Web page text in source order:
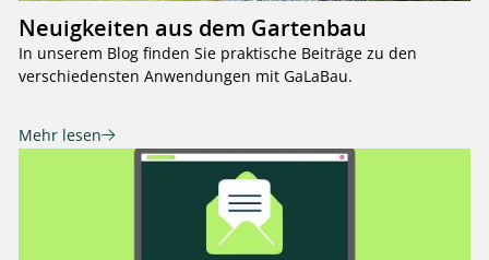
Neuigkeiten aus dem Gartenbau
In unserem Blog finden Sie praktische Beiträge zu den
verschiedensten Anwendungen mit GaLaBau.
Mehr lesen